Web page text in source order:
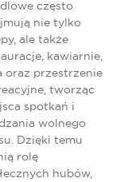
często
nie tylko
ale także
kawiarnie,
oraz przestrzenie
tworząc
spotkań i
wolnego
Dzięki temu
rolę
hubów,